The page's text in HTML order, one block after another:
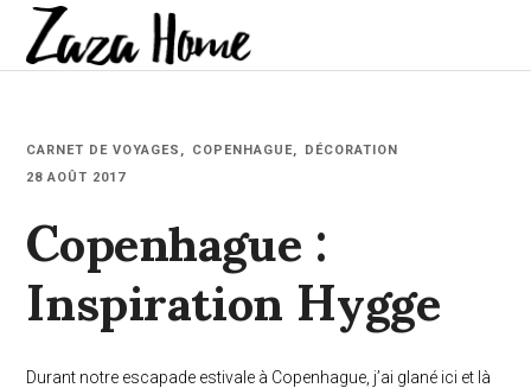
CARNET DE VOYAGES COPENHAGUE
DÉCORATION
28 AOÛT 2017
Copenhague :
Inspiration Hygge
Durant notre escapade estivale à Copenhague, j’ai glané ici et là